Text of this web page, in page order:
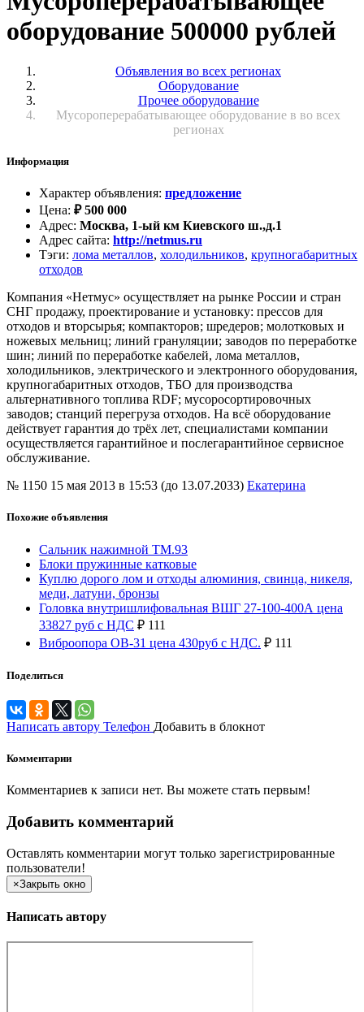
оборудование 500000 рублей
Объявления во всех регионах
Оборудование
Прочее оборудование
Мусороперерабатывающее оборудование в во всех
регионах
Информация
Характер объявления: предложение
Цена: ₽500 000
Адрес: Москва, 1-ый км Киевского ш.,д.1
Адрес сайта: http://netmus.ru
Тэги: лома металлов, холодильников, крупногабаритных
отходов
Компания «Нетмус» осуществляет на рынке России и стран
СНГ продажу, проектирование и установку: прессов для
отходов и вторсырья; компакторов; шредеров; молотковых и
ножевых мельниц; линий грануляции; заводов по переработке
шин; линий по переработке кабелей, лома металлов,
холодильников, электрического и электронного оборудования,
крупногабаритных отходов, ТБО для производства
альтернативного топлива RDF; мусоросортировочных
заводов; станций перегруза отходов. На всё оборудование
действует гарантия до трёх лет, специалистами компании
осуществляется гарантийное и послегарантийное сервисное
обслуживание.
№ 1150 15 мая 2013 в 15:53 (до 13.07.2033) Екатерина
Похожие объявления
Сальник нажимной ТМ.93
Блоки пружинные катковые
Куплю дорого лом и отходы алюминия, свинца, никеля,
меди, латуни, бронзы
Головка внутришлифовальная ВШГ 27-100-400А цена
33827 руб с НДС ₽ 111
Виброопора ОВ-31 цена 430руб с НДС. ₽ 111
Поделиться
Написать автору Телефон Добавить в блокнот
Комментарии
Комментариев к записи нет. Вы можете стать первым!
Добавить комментарий
Оставлять комментарии могут только зарегистрированные
пользователи!
×Закрыть окно
Написать автору